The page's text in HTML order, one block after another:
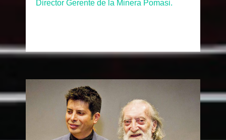
Director Gerente de la Minera Pomasi.